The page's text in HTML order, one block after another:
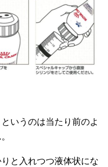
いうのは当たり前のよ
と入れつつ液体状にな